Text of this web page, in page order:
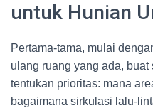
untuk Hunian
Pertama-tama, mulai
ulang ruang yang ada,
tentukan prioritas: mana
bagaimana sirkulasi lalu-